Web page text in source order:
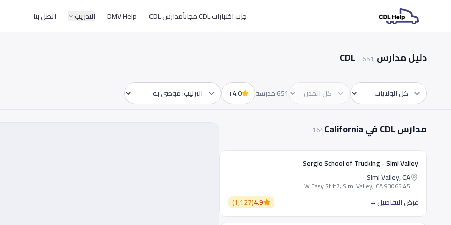
جرب اختبارات CDL مجاناً مدارس CDL DMV Help التدريب اتصل بنا
دليل مدارس CDL ·651
الولاية المدينة 651 مدرسة 4.0+
Sort by
مدارس CDL في California 164
Sergio School of Trucking - Simi Valley
Simi Valley, CA
45 W Easy St #7, Simi Valley, CA 93065
عرض التفاصيل→
4.9
(
1,127
)